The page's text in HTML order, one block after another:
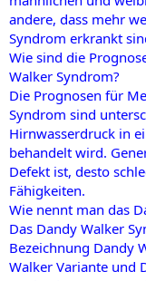
andere, dass mehr
Syndrom erkrankt
Wie sind die
Walker Syndrom?
Die Prognosen für
Syndrom sind
Hirnwasserdruck in
behandelt wird.
Defekt ist, desto
Fähigkeiten.
Wie nennt man das
Das Dandy Walker
Bezeichnung Dandy
Walker Variante und